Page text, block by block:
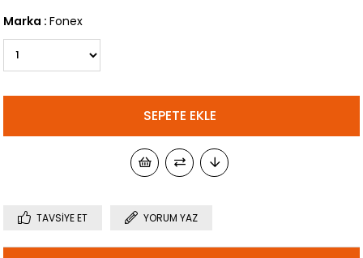
Marka : Fonex
TAVSIYE ET YORUM YAZ